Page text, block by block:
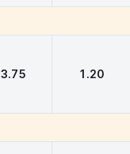
3.75 1.20